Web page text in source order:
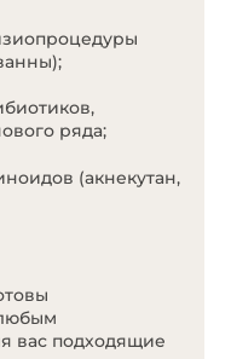
ряда;
(акнекутан,
вас подходящие